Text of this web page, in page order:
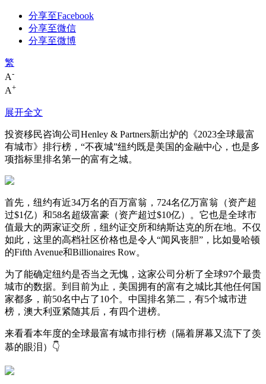
分享至Facebook
分享至微信
分享至微博
繁
A-
A+
展开全文
投资移民咨询公司Henley & Partners新出炉的《2023全球最富
有城市》排行榜，“不夜城”纽约既是美国的金融中心，也是多
项指标里排名第一的富有之城。
首先，纽约有近34万名的百万富翁，724名亿万富翁（资产超
过$1亿）和58名超级富豪（资产超过$10亿）。它也是全球市
值最大的两家证交所，纽约证交所和纳斯达克的所在地。不仅
如此，这里的高档社区价格也是令人“闻风丧胆”，比如曼哈顿
的Fifth Avenue和Billionaires Row。
为了能确定纽约是否当之无愧，这家公司分析了全球97个最贵
城市的数据。到目前为止，美国拥有的富有之城比其他任何国
家都多，前50名中占了10个。中国排名第二，有5个城市进
榜，澳大利亚紧随其后，有四个进榜。
来看看本年度的全球最富有城市排行榜（隔着屏幕又流下了羡
慕的眼泪）👇